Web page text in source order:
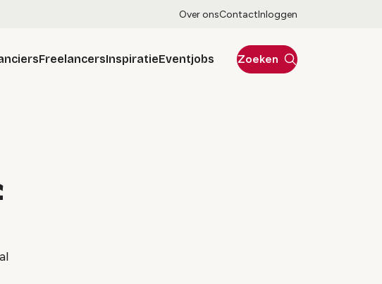
Over onsContactInloggen
FreelancersInspiratieEventjobs Zoeken